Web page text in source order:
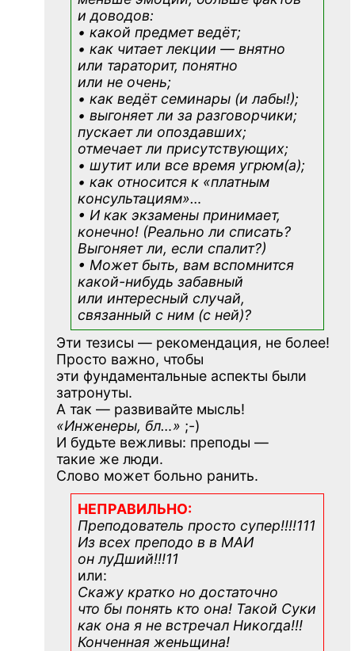
и доводов:
• какой предмет ведёт;
• как читает лекции — внятно
или тараторит, понятно
или не очень;
• как ведёт семинары (и лабы!);
• выгоняет ли за разговорчики;
пускает ли опоздавших;
отмечает ли присутствующих;
• шутит или все время угрюм(а);
• как относится к «платным
консультациям»…
• И как экзамены принимает,
конечно! (Реально ли списать?
Выгоняет ли, если спалит?)
• Может быть, вам вспомнится
какой-нибудь забавный
или интересный случай,
связанный с ним (с ней)?
Эти тезисы — рекомендация, не более!
Просто важно, чтобы
эти фундаментальные аспекты были
затронуты.
А так — развивайте мысль!
«Инженеры, бл…» ;-)
И будьте вежливы: преподы —
такие же люди.
Слово может больно ранить.
НЕПРАВИЛЬНО:
Преподователь просто супер!!!!111
Из всех преподо в в МАИ
он луДший!!!11
или:
Скажу кратко но достаточно
что бы понять кто она! Такой Суки
как она я не встречал Никогда!!!
Конченная женьщина!